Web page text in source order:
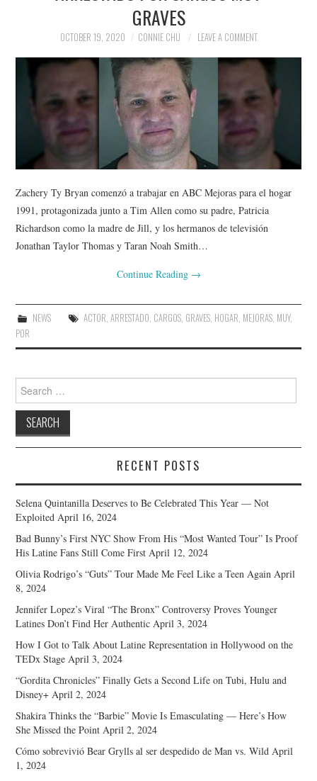
GRAVES
OCTOBER 19, 2020 CONNIE CHU LEAVE A COMMENT
Zachery Ty Bryan comenzó a trabajar en ABC Mejoras para el hogar
1991, protagonizada junto a Tim Allen como su padre, Patricia
Richardson como la madre de Jill, y los hermanos de televisión
Jonathan Taylor Thomas y Taran Noah Smith…
Continue Reading →
NEWS ACTOR, ARRESTADO, CARGOS, GRAVES, HOGAR, MEJORAS, MUY,
POR
Search
for:
RECENT POSTS
Selena Quintanilla Deserves to Be Celebrated This Year — Not
Exploited April 16, 2024
Bad Bunny’s First NYC Show From His “Most Wanted Tour” Is Proof
His Latine Fans Still Come First April 12, 2024
Olivia Rodrigo’s “Guts” Tour Made Me Feel Like a Teen Again April
8, 2024
Jennifer Lopez’s Viral “The Bronx” Controversy Proves Younger
Latines Don’t Find Her Authentic April 3, 2024
How I Got to Talk About Latine Representation in Hollywood on the
TEDx Stage April 3, 2024
“Gordita Chronicles” Finally Gets a Second Life on Tubi, Hulu and
Disney+ April 2, 2024
Shakira Thinks the “Barbie” Movie Is Emasculating — Here’s How
She Missed the Point April 2, 2024
Cómo sobrevivió Bear Grylls al ser despedido de Man vs. Wild April
1, 2024